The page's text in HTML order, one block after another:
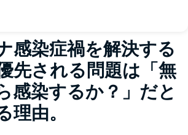
感染症禍を解決する
先される問題は「無
感染するか？」だと
理由。